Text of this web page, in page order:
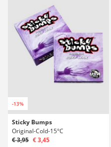
-13%
Sticky Bumps
Original-Cold-15°C
€ 3,95 € 3,45